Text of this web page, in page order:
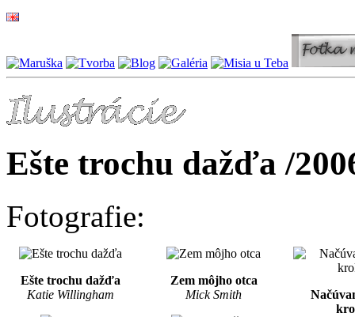
Ešte trochu dažďa /
Fotografie:
Ešte trochu dažďa
Katie Willingham
Zem môjho otca
Mick Smith